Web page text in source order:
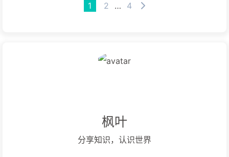
1 2 … 4
枫叶
分享知识，认识世界